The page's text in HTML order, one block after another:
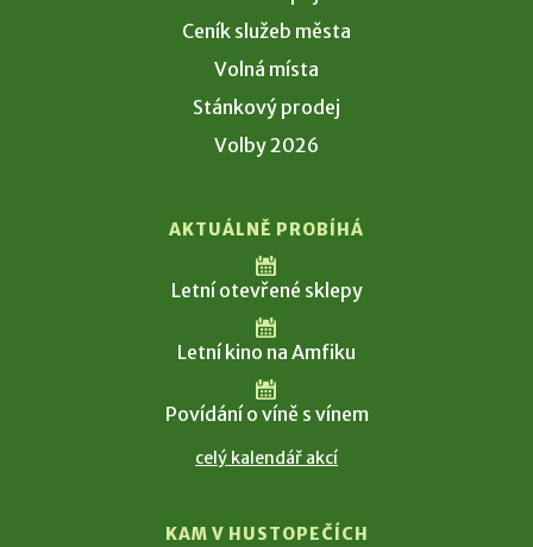
Ceník služeb města
Volná místa
Stánkový prodej
Volby 2026
AKTUÁLNĚ PROBÍHÁ
Letní otevřené sklepy
Letní kino na Amfiku
Povídání o víně s vínem
celý kalendář akcí
KAM V HUSTOPEČÍCH